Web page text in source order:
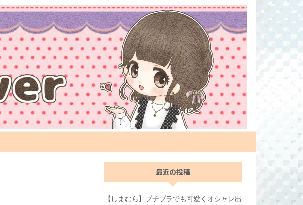
最近の投稿
【しまむら】プチプラでも可愛くオシャレ出